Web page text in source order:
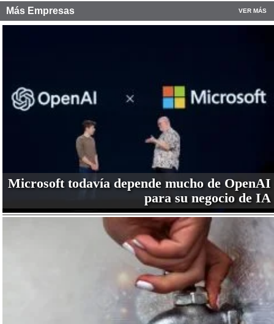
Más Empresas VER MÁS
Microsoft todavía depende mucho de OpenAI
para su negocio de IA